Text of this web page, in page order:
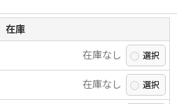
在庫
在庫なし
在庫なし